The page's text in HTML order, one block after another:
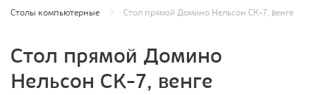
Столы компьютерные Cтол прямой Домино Нельсон СК-7, венге
Cтол прямой Домино
Нельсон СК-7, венге